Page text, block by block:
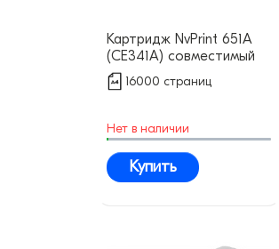
Картридж NvPrint 651А
(CE341A) совместимый
16000 страниц
Нет в наличии
Купить